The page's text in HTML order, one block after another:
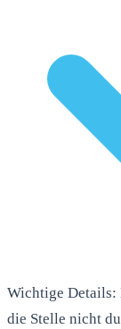
Wichtige Details:
die Stelle nicht